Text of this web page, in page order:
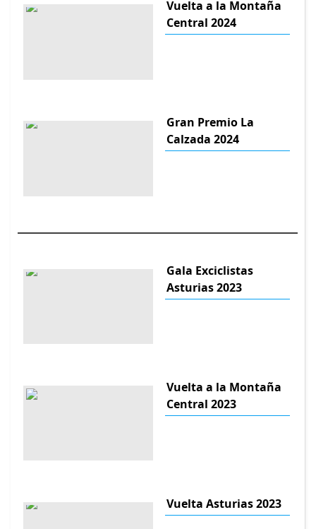
Vuelta a la Montaña
Central 2024
Gran Premio La
Calzada 2024
Gala Exciclistas
Asturias 2023
Vuelta a la Montaña
Central 2023
Vuelta Asturias 2023